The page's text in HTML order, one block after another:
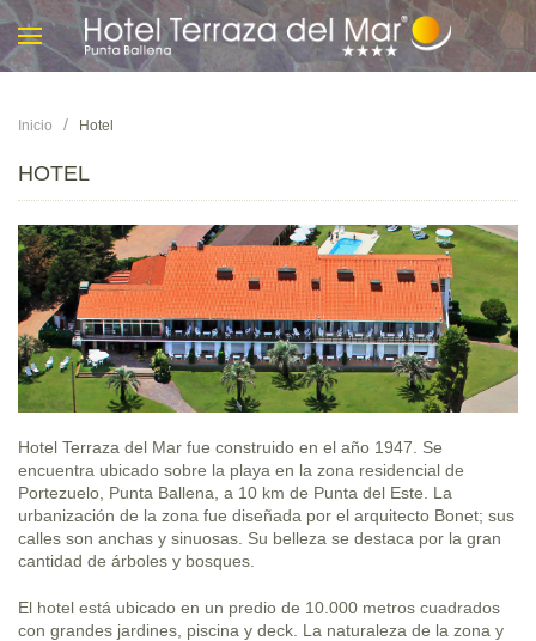
Inicio Hotel
HOTEL
Hotel Terraza del Mar fue construido en el año 1947. Se
encuentra ubicado sobre la playa en la zona residencial de
Portezuelo, Punta Ballena, a 10 km de Punta del Este. La
urbanización de la zona fue diseñada por el arquitecto Bonet; sus
calles son anchas y sinuosas. Su belleza se destaca por la gran
cantidad de árboles y bosques.
El hotel está ubicado en un predio de 10.000 metros cuadrados
con grandes jardines, piscina y deck. La naturaleza de la zona y